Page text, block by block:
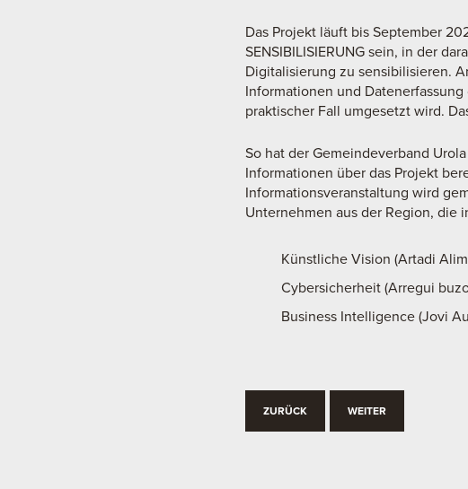
Das Projekt läuft bis September
SENSIBILISIERUNG sein, in der
Digitalisierung zu sensibilisieren.
Informationen und
praktischer Fall umgesetzt wird.
So hat der Gemeindeverband
Informationen über das Projekt
Informationsveranstaltung wird
Unternehmen aus der Region, die
Künstliche Vision (Artadi
Cybersicherheit (Arregui
Business Intelligence (Jovi
ZURÜCK WEITER